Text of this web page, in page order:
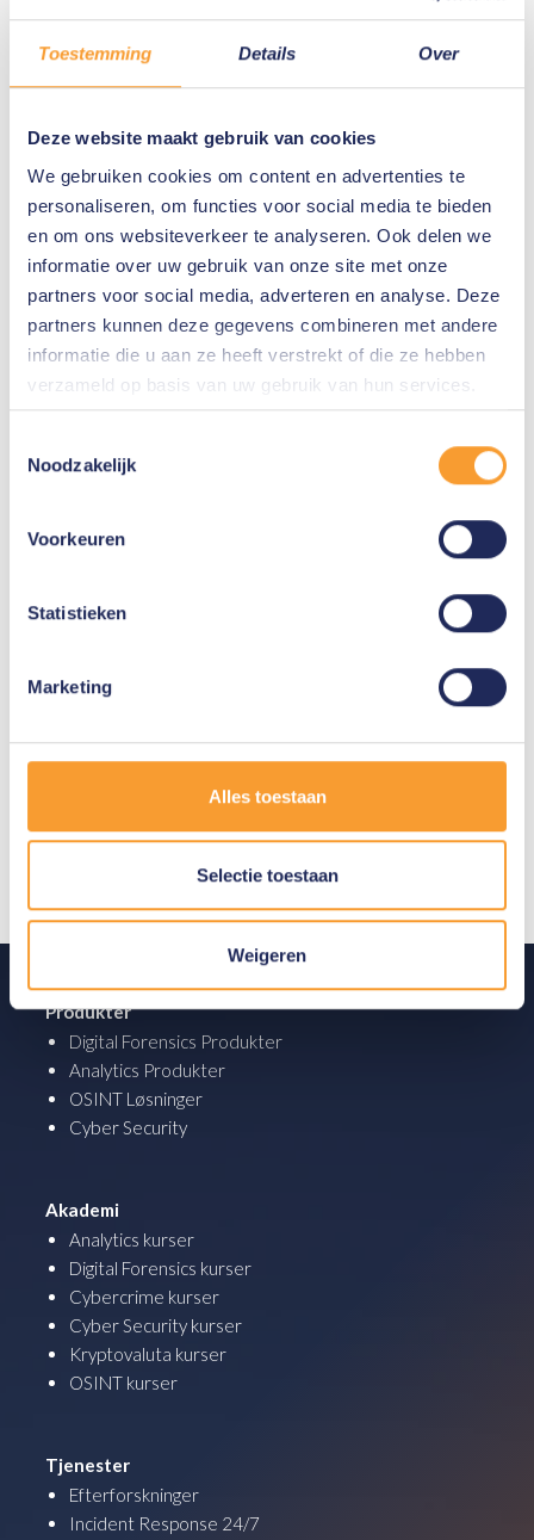
Toestemming Details Over
Deze website maakt gebruik van cookies
We gebruiken cookies om content en advertenties te
personaliseren, om functies voor social media te bieden
en om ons websiteverkeer te analyseren. Ook delen we
informatie over uw gebruik van onze site met onze
partners voor social media, adverteren en analyse. Deze
partners kunnen deze gegevens combineren met andere
informatie die u aan ze heeft verstrekt of die ze hebben
verzameld op basis van uw gebruik van hun services.
Noodzakelijk
Voorkeuren
Statistieken
Marketing
Alles toestaan
Selectie toestaan
Weigeren
Forudgående viden
Niveau: begynder. Grundlæggende viden om mobil
Eksamen
Ved kursets afslutning afholdes der en afsluttende prøve.
Efter at have bestået prøven modtager deltageren et bevis
for deltagelse.
Kursets varighed
Generelle oplysninger om dette kursus
sender vi dig en bekræftelse inden for
Klik her for at få oplysninger og vores
vilkår og betingelser for dette kursus.
Produkter
Digital Forensics Produkter
Analytics Produkter
OSINT Løsninger
Cyber Security
Akademi
Analytics kurser
Digital Forensics kurser
Cybercrime kurser
Cyber Security kurser
Kryptovaluta kurser
OSINT kurser
Tjenester
Efterforskninger
Incident Response 24/7